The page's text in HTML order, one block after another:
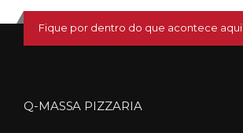
Fique por dentro do que acontece aqui
Q-MASSA PIZZARIA